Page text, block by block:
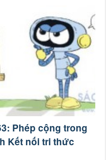
Phép cộng trong
Kết nối tri thức